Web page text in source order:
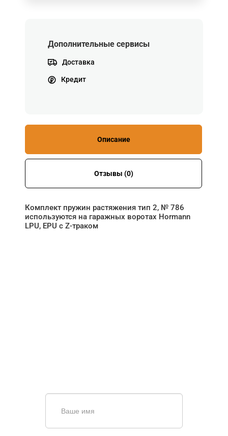
Дополнительные сервисы
Доставка
Кредит
Описание
Отзывы (0)
Комплект пружин растяжения тип 2, № 786
используются на гаражных воротах Hormann
LPU, EPU с Z-траком